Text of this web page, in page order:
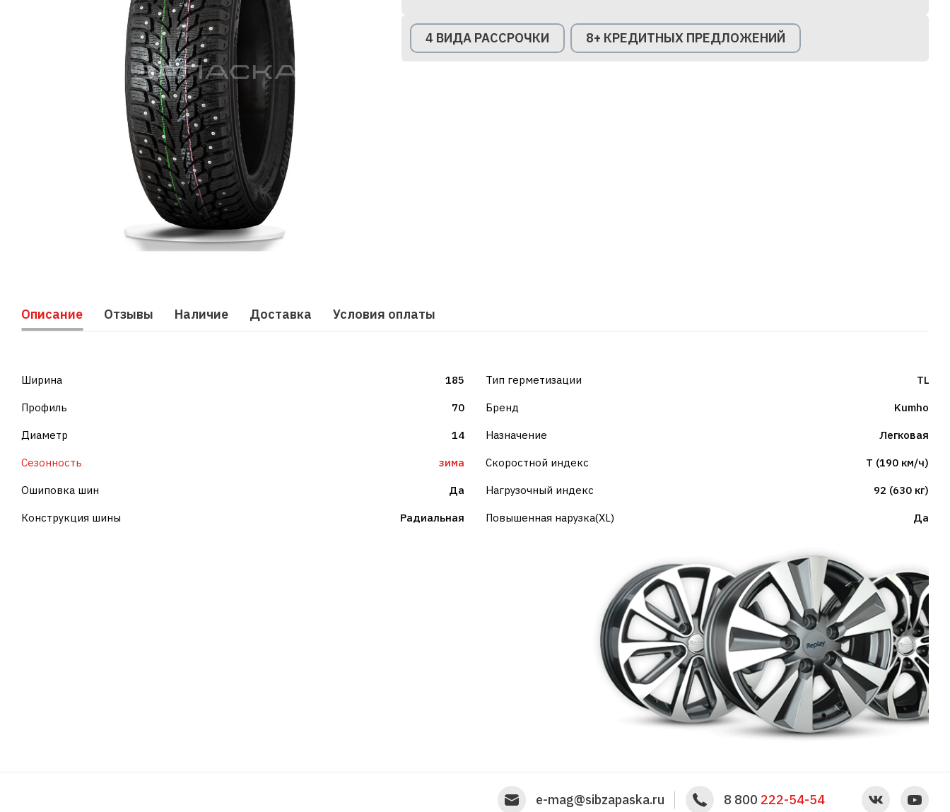
4 ВИДА РАССРОЧКИ 8+ КРЕДИТНЫХ ПРЕДЛОЖЕНИЙ
Описание Отзывы Наличие Доставка Условия оплаты
Ширина 185
Профиль 70
Диаметр 14
Сезонность зима
Ошиповка шин Да
Конструкция шины Радиальная
Тип герметизации TL
Бренд Kumho
Назначение Легковая
Скоростной индекс T (190 км/ч)
Нагрузочный индекс 92 (630 кг)
Повышенная нарузка(XL) Да
e-mag@sibzapaska.ru 8 800 222-54-54